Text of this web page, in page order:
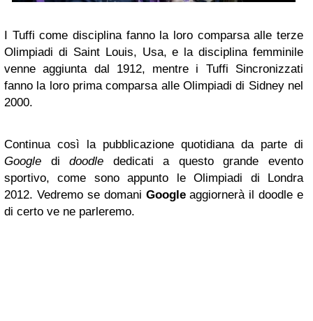
I Tuffi come disciplina fanno la loro comparsa alle terze
Olimpiadi di Saint Louis, Usa, e la disciplina femminile
venne aggiunta dal 1912, mentre i Tuffi Sincronizzati
fanno la loro prima comparsa alle Olimpiadi di Sidney nel
2000.
Continua così la pubblicazione quotidiana da parte di
Google didoodle dedicati a questo grande evento
sportivo, come sono appunto le Olimpiadi di Londra
2012. Vedremo se domani Googleaggiornerà il doodle e
di certo ve ne parleremo.